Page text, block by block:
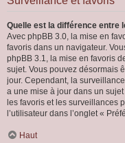
Quelle est la différence entre
Avec phpBB 3.0, la mise en
favoris dans un navigateur.
phpBB 3.1, la mise en favoris
sujet. Vous pouvez désormais
jour. Cependant, la
a une mise à jour dans un
les favoris et les surveillances
l’utilisateur dans l’onglet «
Haut